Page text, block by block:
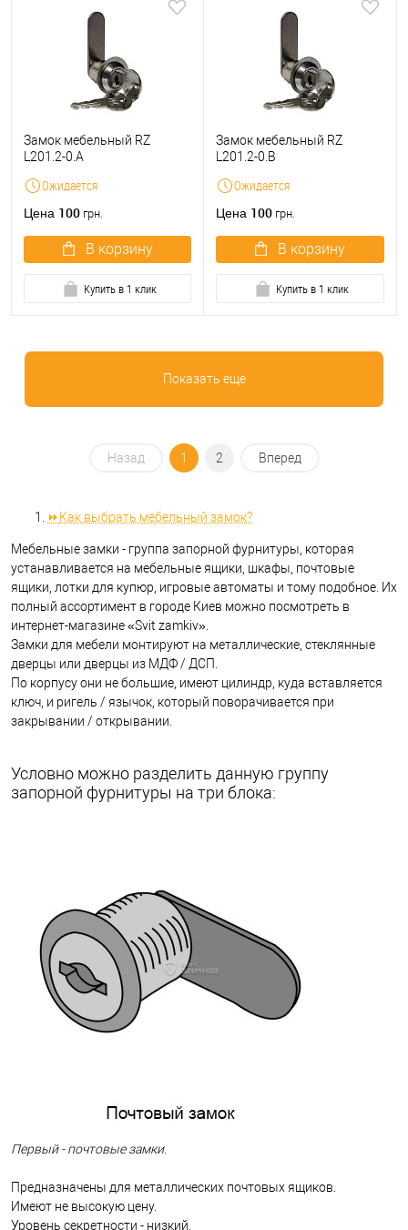
Ожидается
Замок мебельный RZ
L201.2-0.A
Цена 100 грн.
В корзину
Купить в 1 клик
Ожидается
Замок мебельный RZ
L201.2-0.В
Цена 100 грн.
В корзину
Купить в 1 клик
Показать еще
Назад 1 2 Вперед
⏩ Как выбрать мебельный замок?
Мебельные замки - группа запорной фурнитуры, которая
устанавливается на мебельные ящики, шкафы, почтовые
ящики, лотки для купюр, игровые автоматы и тому подобное. Их
полный ассортимент в городе Киев можно посмотреть в
интернет-магазине «Svit zamkiv».
Замки для мебели монтируют на металлические, стеклянные
дверцы или дверцы из МДФ / ДСП.
По корпусу они не большие, имеют цилиндр, куда вставляется
ключ, и ригель / язычок, который поворачивается при
закрывании / открывании.
Условно можно разделить данную группу
запорной фурнитуры на три блока:
Первый - почтовые замки.
Предназначены для металлических почтовых ящиков.
Имеют не высокую цену.
Уровень секретности - низкий.